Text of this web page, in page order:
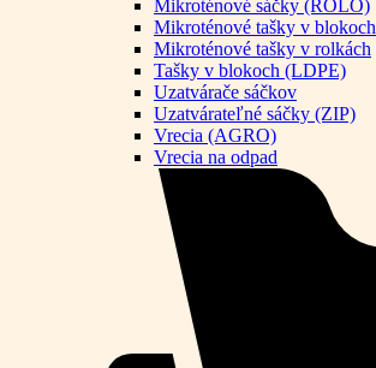
Mikroténové sáčky (ROLO)
Mikroténové tašky v blokoch
Mikroténové tašky v rolkách
Tašky v blokoch (LDPE)
Uzatvárače sáčkov
Uzatvárateľné sáčky (ZIP)
Vrecia (AGRO)
Vrecia na odpad